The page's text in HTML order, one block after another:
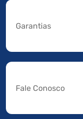
Garantias
Fale Conosco